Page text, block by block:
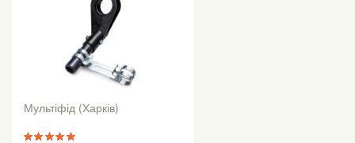
Мультіфід (Харків)